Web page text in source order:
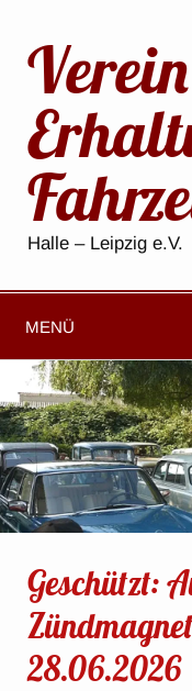
Halle – Leipzig e.V.
MENÜ
Geschützt:
28.06.2026